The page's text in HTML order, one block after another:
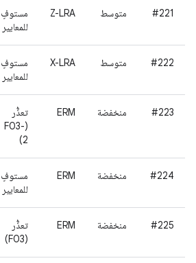
#221 متوسط Z-LRA
مستوفٍ
للمعايير
#222 متوسط X-LRA
مستوفٍ
للمعايير
#223 منخفضة ERM
تعذُّر
(F03-
2)
#224 منخفضة ERM
مستوفٍ
للمعايير
#225 منخفضة ERM
تعذُّر
(F03)